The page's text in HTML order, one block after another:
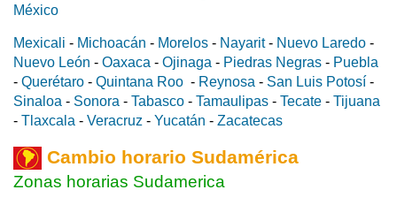
México
Mexicali - Michoacán - Morelos - Nayarit- Nuevo Laredo -
Nuevo León - Oaxaca - Ojinaga - Piedras Negras - Puebla
- Querétaro - Quintana Roo - Reynosa - San Luis Potosí -
Sinaloa - Sonora - Tabasco - Tamaulipas - Tecate - Tijuana
- Tlaxcala - Veracruz - Yucatán - Zacatecas
Cambio horario Sudamérica
Zonas horarias Sudamerica